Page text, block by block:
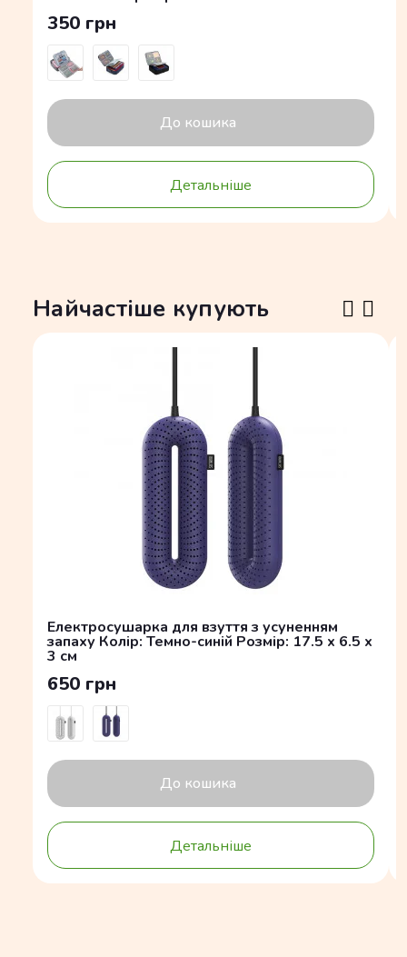
350 грн
До кошика
Детальніше
Найчастіше купують
Електросушарка для взуття з усуненням
запаху Колір: Темно-синій Розмір: 17.5 x 6.5 x
3 см
650 грн
До кошика
Детальніше